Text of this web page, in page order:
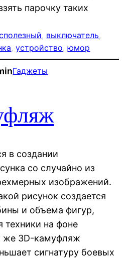
парочку таких
, выключатель
, устройство, юмор
Гаджеты
в создании
со случайно из
изображений.
рисунок создается
и объема фигур,
техники на фоне
же 3D-камуфляж
сигнатуру боевых